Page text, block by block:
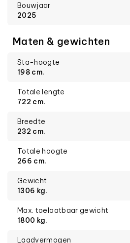
Bouwjaar
2025
Maten & gewichten
Sta-hoogte
198 cm.
Totale lengte
722 cm.
Breedte
232 cm.
Totale hoogte
266 cm.
Gewicht
1306 kg.
Max. toelaatbaar gewicht
1800 kg.
Laadvermogen